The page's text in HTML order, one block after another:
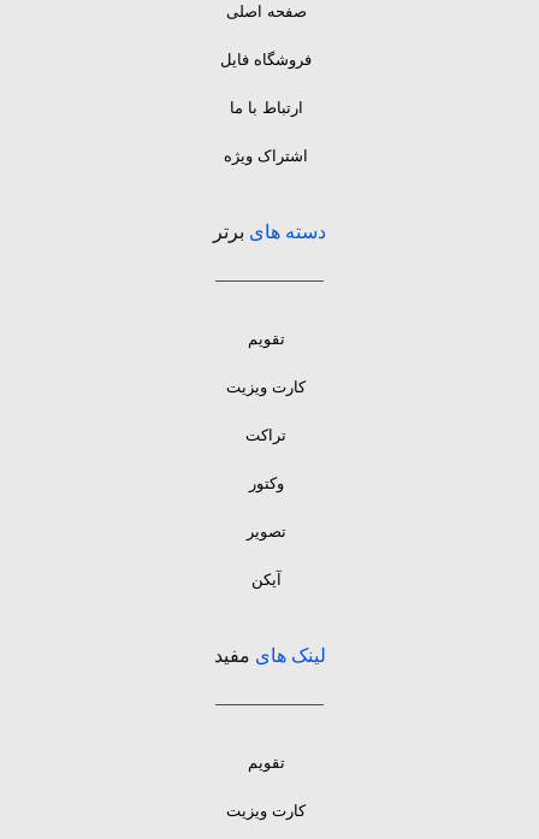
صفحه اصلی
فروشگاه فایل
ارتباط با ما
اشتراک ویژه
دسته های برتر
تقویم
کارت ویزیت
تراکت
وکتور
تصویر
آیکن
لینک های مفید
تقویم
کارت ویزیت